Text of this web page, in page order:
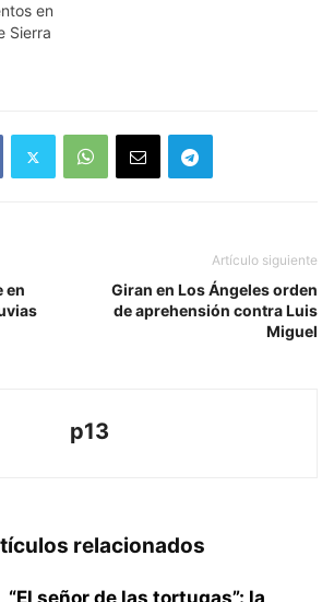
en
Sierra
en
Artículo siguiente
Giran en Los Ángeles orden
de aprehensión contra Luis
Miguel
p13
relacionados